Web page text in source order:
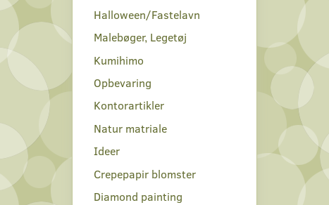
Halloween/Fastelavn
Malebøger, Legetøj
Kumihimo
Opbevaring
Kontorartikler
Natur matriale
Ideer
Crepepapir blomster
Diamond painting